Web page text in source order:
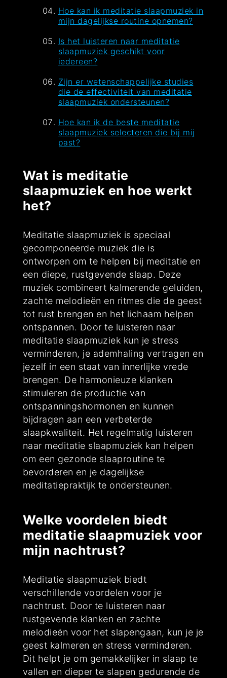
Hoe kan ik meditatie slaapmuziek in
mijn dagelijkse routine opnemen?
Is het luisteren naar meditatie
slaapmuziek geschikt voor
iedereen?
Zijn er wetenschappelijke studies
die de effectiviteit van meditatie
slaapmuziek ondersteunen?
Hoe kan ik de beste meditatie
slaapmuziek selecteren die bij mij
past?
Wat is meditatie
slaapmuziek en hoe werkt
het?
Meditatie slaapmuziek is speciaal
gecomponeerde muziek die is
ontworpen om te helpen bij meditatie en
een diepe, rustgevende slaap. Deze
muziek combineert kalmerende geluiden,
zachte melodieën en ritmes die de geest
tot rust brengen en het lichaam helpen
ontspannen. Door te luisteren naar
meditatie slaapmuziek kun je stress
verminderen, je ademhaling vertragen en
jezelf in een staat van innerlijke vrede
brengen. De harmonieuze klanken
stimuleren de productie van
ontspanningshormonen en kunnen
bijdragen aan een verbeterde
slaapkwaliteit. Het regelmatig luisteren
naar meditatie slaapmuziek kan helpen
om een gezonde slaaproutine te
bevorderen en je dagelijkse
meditatiepraktijk te ondersteunen.
Welke voordelen biedt
meditatie slaapmuziek voor
mijn nachtrust?
Meditatie slaapmuziek biedt
verschillende voordelen voor je
nachtrust. Door te luisteren naar
rustgevende klanken en zachte
melodieën voor het slapengaan, kun je je
geest kalmeren en stress verminderen.
Dit helpt je om gemakkelijker in slaap te
vallen en dieper te slapen gedurende de